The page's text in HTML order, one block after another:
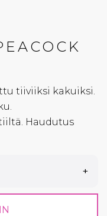
tiiviiksi kakuiksi.
Haudutus
+